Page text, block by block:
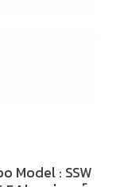
Model : SSW